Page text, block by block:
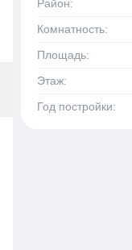
Район:
Комнатность:
Площадь:
Этаж:
Год постройки: